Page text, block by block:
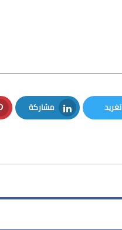
تغريد
Twitter
مشاركة
LinkedIn